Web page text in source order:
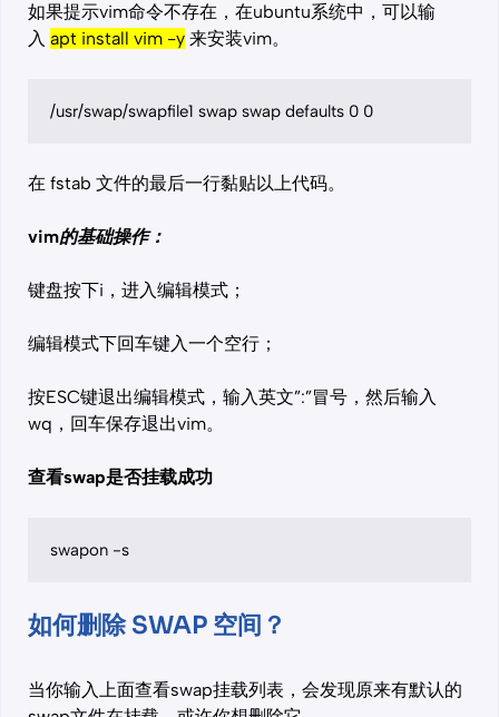
如果提示vim命令不存在，在ubuntu系统中，可以输
入 apt install vim -y 来安装vim。
/usr/swap/swapfile1 swap swap defaults 0 0
在 fstab 文件的最后一行黏贴以上代码。
vim的基础操作：
键盘按下i，进入编辑模式；
编辑模式下回车键入一个空行；
按ESC键退出编辑模式，输入英文”:”冒号，然后输入
wq，回车保存退出vim。
查看swap是否挂载成功
swapon -s
如何删除 SWAP 空间？
当你输入上面查看swap挂载列表，会发现原来有默认的